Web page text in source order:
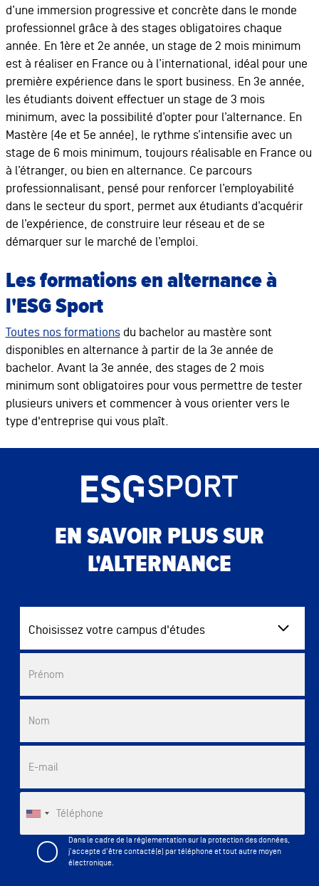
d’une immersion progressive et concrète dans le monde
professionnel grâce à des stages obligatoires chaque
année. En 1ère et 2e année, un stage de 2 mois minimum
est à réaliser en France ou à l’international, idéal pour une
première expérience dans le sport business. En 3e année,
les étudiants doivent effectuer un stage de 3 mois
minimum, avec la possibilité d’opter pour l’alternance. En
Mastère (4e et 5e année), le rythme s’intensifie avec un
stage de 6 mois minimum, toujours réalisable en France ou
à l’étranger, ou bien en alternance. Ce parcours
professionnalisant, pensé pour renforcer l’employabilité
dans le secteur du sport, permet aux étudiants d’acquérir
de l’expérience, de construire leur réseau et de se
démarquer sur le marché de l’emploi.
Les formations en alternance à
l'ESG Sport
Toutes nos formationsdu bachelor au mastère sont
disponibles en alternance à partir de la 3e année de
bachelor. Avant la 3e année, des stages de 2 mois
minimum sont obligatoires pour vous permettre de tester
plusieurs univers et commencer à vous orienter vers le
type d'entreprise qui vous plaît.
EN SAVOIR PLUS SUR
L'ALTERNANCE
Choisissez votre campus d'études
Prénom
Nom
E-mail
Téléphone
Dans le cadre de la réglementation sur la protection des données,
j'accepte d'être contacté(e) par téléphone et tout autre moyen
électronique.